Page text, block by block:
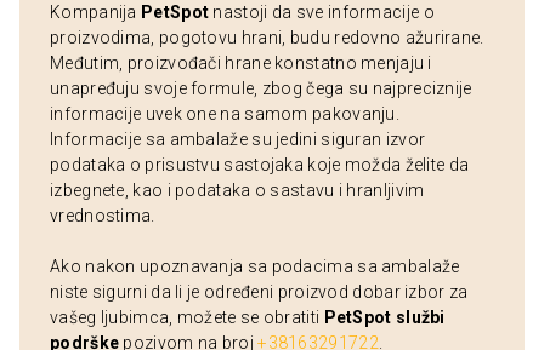
Kompanija PetSpot nastoji da sve informacije o
proizvodima, pogotovu hrani, budu redovno ažurirane.
Međutim, proizvođači hrane konstatno menjaju i
unapređuju svoje formule, zbog čega su najpreciznije
informacije uvek one na samom pakovanju.
Informacije sa ambalaže su jedini siguran izvor
podataka o prisustvu sastojaka koje možda želite da
izbegnete, kao i podataka o sastavu i hranljivim
vrednostima.
Ako nakon upoznavanja sa podacima sa ambalaže
niste sigurni da li je određeni proizvod dobar izbor za
vašeg ljubimca, možete se obratiti PetSpot službi
podrške pozivom na broj+38163291722